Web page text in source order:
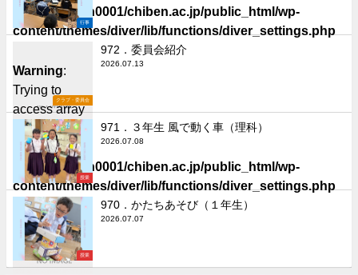
/home/chiben0001/chiben.ac.jp/public_html/wp-
content/themes/diver/lib/functions/diver_settings.php
行事
Warning:
Trying to
access array
offset on false
/home/chiben0001/chiben.ac.jp/public_html/wp-
content/themes/diver/lib/functions/diver_settings.php
on line506
クラブ・委員会
972．委員会紹介
2026.07.13
授業
971．３年生 風で動く車（理科）
2026.07.08
授業
970．かたちあそび（１年生）
2026.07.07